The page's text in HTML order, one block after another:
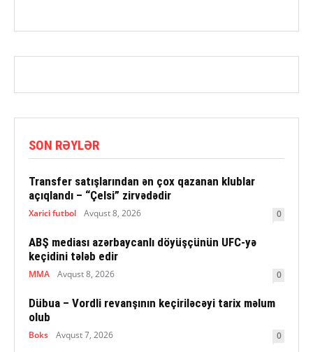
SON RƏYLƏR
Transfer satışlarından ən çox qazanan klublar
açıqlandı – “Çelsi” zirvədədir
Xarici futbol Avqust 8, 2026 0
ABŞ mediası azərbaycanlı döyüşçünün UFC-yə
keçidini tələb edir
MMA Avqust 8, 2026 0
Dübua – Vordli revanşının keçiriləcəyi tarix məlum
olub
Boks Avqust 7, 2026 0